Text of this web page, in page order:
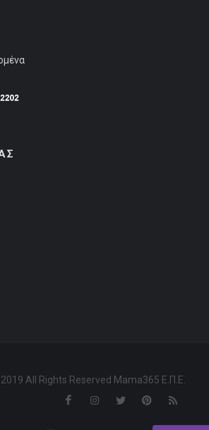
All Rights Reserved Mama365 Ε.Π.Ε.